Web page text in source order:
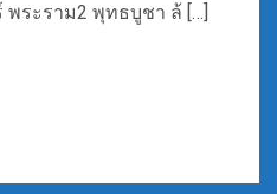
พระราม2 พุทธบูชา ล้ […]